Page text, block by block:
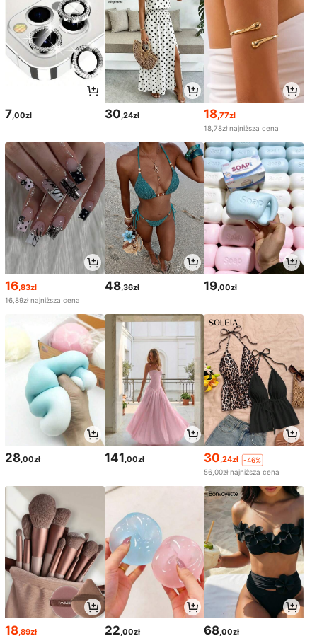
7 ,00zł 30 ,24zł 18 ,77zł
18,78zł najniższa cena
16,83zł
16,89zł najniższa cena
48,36zł 19,00zł
28,00zł 141,00zł 30,24zł
-46%
56,00zł najniższa cena
18 ,89zł 22 ,00zł 68 ,00zł